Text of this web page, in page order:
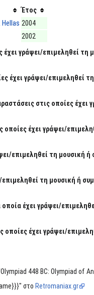
Έτος
Hellas 2004
2002
έχει γράψει/επιμεληθεί τη
έχει γράψει/επιμεληθεί
στις οποίες έχει
έχει γράψει/
επιμεληθεί τη μουσική ή
τη μουσική ή
έχει γράψει/
έχει γράψει/
448 BC: Olympiad of
στο Retromaniax.gr